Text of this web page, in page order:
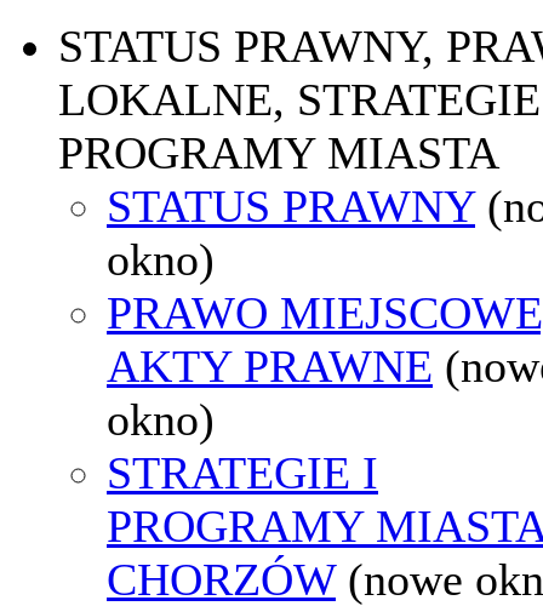
STATUS PRAWNY,
LOKALNE,
PROGRAMY MIASTA
STATUS PRAWNY
okno)
PRAWO
AKTY PRAWNE
okno)
STRATEGIE I
PROGRAMY
CHORZÓW (nowe